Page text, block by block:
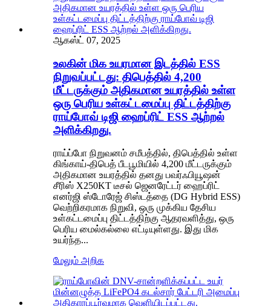
ஆகஸ்ட் 07, 2025
உலகின் மிக உயரமான இடத்தில் ESS
நிறுவப்பட்டது: திபெத்தில் 4,200
மீட்டருக்கும் அதிகமான உயரத்தில் உள்ள
ஒரு பெரிய உள்கட்டமைப்பு திட்டத்திற்கு
ராய்போவ் டிஜி ஹைப்ரிட் ESS ஆற்றல்
அளிக்கிறது.
ராய்ப்போ நிறுவனம் சமீபத்தில், திபெத்தில் உள்ள
கிங்காய்-திபெத் பீடபூமியில் 4,200 மீட்டருக்கும்
அதிகமான உயரத்தில் தனது பவர்ஃபியூஷன்
சீரிஸ் X250KT டீசல் ஜெனரேட்டர் ஹைப்ரிட்
எனர்ஜி ஸ்டோரேஜ் சிஸ்டத்தை (DG Hybrid ESS)
வெற்றிகரமாக நிறுவி, ஒரு முக்கிய தேசிய
உள்கட்டமைப்பு திட்டத்திற்கு ஆதரவளித்து, ஒரு
பெரிய மைல்கல்லை எட்டியுள்ளது. இது மிக
உயர்ந்த...
மேலும் அறிக